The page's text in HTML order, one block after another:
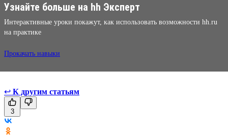
Узнайте больше на hh Эксперт
Интерактивные уроки покажут, как использовать возможности hh.ru
на практике
Прокачать навыки
↩ К другим статьям
3